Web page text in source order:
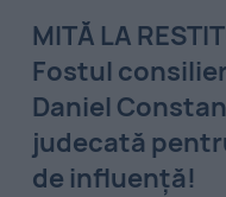
MITĂ LA
Fostul
Daniel
judecată
de influenţă!